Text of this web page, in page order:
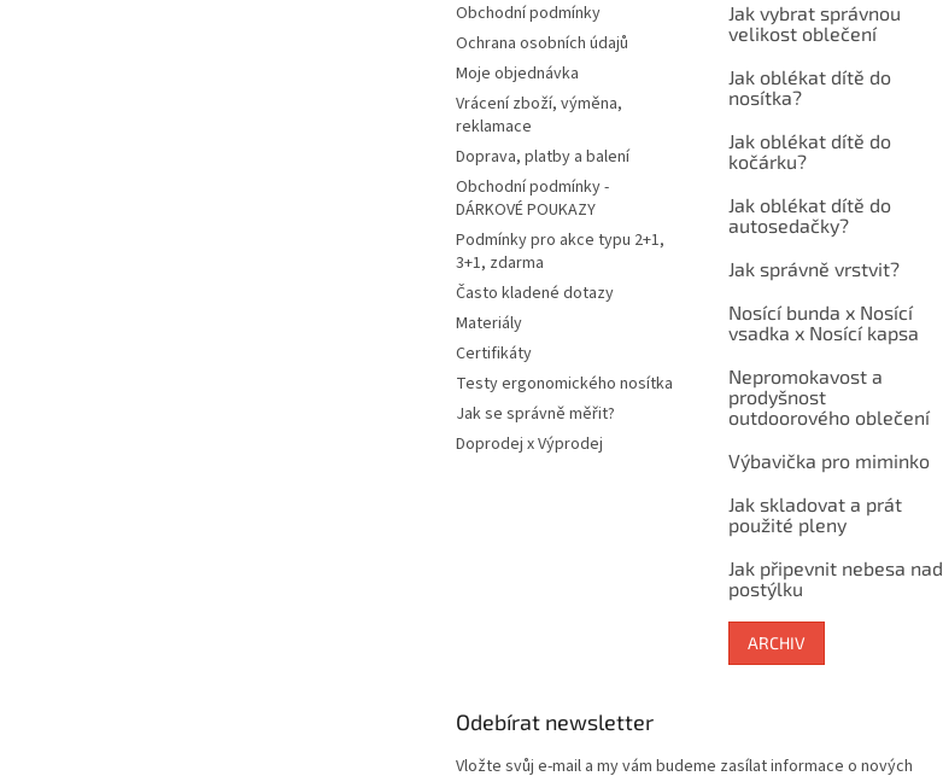
Obchodní podmínky
Ochrana osobních údajů
Moje objednávka
Vrácení zboží, výměna,
reklamace
Doprava, platby a balení
Obchodní podmínky -
DÁRKOVÉ POUKAZY
Podmínky pro akce typu 2+1,
3+1, zdarma
Často kladené dotazy
Materiály
Certifikáty
Testy ergonomického nosítka
Jak se správně měřit?
Doprodej x Výprodej
Jak vybrat správnou
velikost oblečení
Jak oblékat dítě do
nosítka?
Jak oblékat dítě do
kočárku?
Jak oblékat dítě do
autosedačky?
Jak správně vrstvit?
Nosící bunda x Nosící
vsadka x Nosící kapsa
Nepromokavost a
prodyšnost
outdoorového oblečení
Výbavička pro miminko
Jak skladovat a prát
použité pleny
Jak připevnit nebesa nad
postýlku
ARCHIV
Odebírat newsletter
Vložte svůj e-mail a my vám budeme zasílat informace o nových